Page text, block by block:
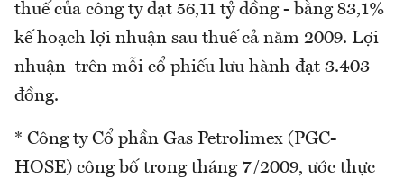
thuế của công ty đạt 56,11 tỷ đồng - bằng 83,1%
kế hoạch lợi nhuận sau thuế cả năm 2009. Lợi
nhuận trên mỗi cổ phiếu lưu hành đạt 3.403
đồng.
* Công ty Cổ phần Gas Petrolimex (PGC-
HOSE) công bố trong tháng 7/2009, ước thực